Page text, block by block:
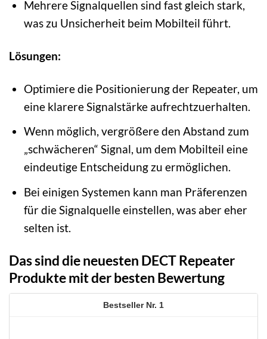
Mehrere Signalquellen sind fast gleich stark,
was zu Unsicherheit beim Mobilteil führt.
Lösungen:
Optimiere die Positionierung der Repeater, um
eine klarere Signalstärke aufrechtzuerhalten.
Wenn möglich, vergrößere den Abstand zum
„schwächeren“ Signal, um dem Mobilteil eine
eindeutige Entscheidung zu ermöglichen.
Bei einigen Systemen kann man Präferenzen
für die Signalquelle einstellen, was aber eher
selten ist.
Das sind die neuesten DECT Repeater
Produkte mit der besten Bewertung
1